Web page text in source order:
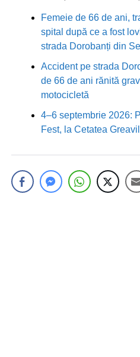
Femeie de 66 de ani,
spital după ce a fost
strada Dorobanți din
Accident pe strada
de 66 de ani rănită
motocicletă
4–6 septembrie 2026:
Fest, la Cetatea